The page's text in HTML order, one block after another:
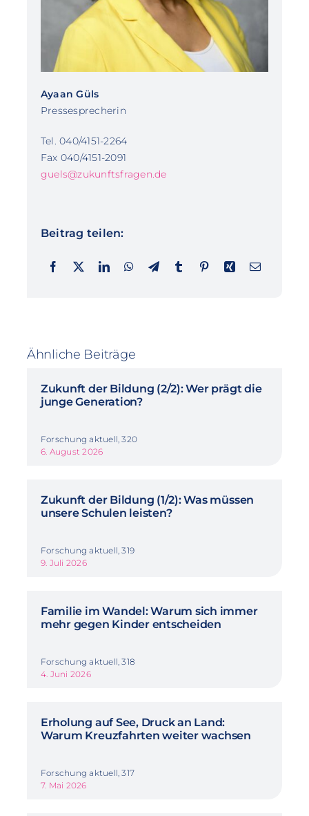
Ayaan Güls
Pressesprecherin
Tel. 040/4151-2264
Fax 040/4151-2091
guels@zukunftsfragen.de
Beitrag teilen:
Ähnliche Beiträge
Zukunft der Bildung (2/2): Wer prägt die
junge Generation?
Forschung aktuell, 320
6. August 2026
Zukunft der Bildung (1/2): Was müssen
unsere Schulen leisten?
Forschung aktuell, 319
9. Juli 2026
Familie im Wandel: Warum sich immer
mehr gegen Kinder entscheiden
Forschung aktuell, 318
4. Juni 2026
Erholung auf See, Druck an Land:
Warum Kreuzfahrten weiter wachsen
Forschung aktuell, 317
7. Mai 2026